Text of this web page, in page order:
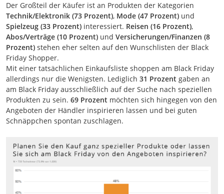
Der Großteil der Käufer ist an Produkten der Kategorien
Technik/Elektronik (73 Prozent), Mode (47 Prozent) und
Spielzeug (33 Prozent) interessiert. Reisen (16 Prozent),
Abos/Verträge (10 Prozent) und Versicherungen/Finanzen (8
Prozent) stehen eher selten auf den Wunschlisten der Black
Friday Shopper.
Mit einer tatsächlichen Einkaufsliste shoppen am Black Friday
allerdings nur die Wenigsten. Lediglich 31 Prozent gaben an
am Black Friday ausschließlich auf der Suche nach speziellen
Produkten zu sein. 69 Prozent möchten sich hingegen von den
Angeboten der Händler inspirieren lassen und bei guten
Schnäppchen spontan zuschlagen.